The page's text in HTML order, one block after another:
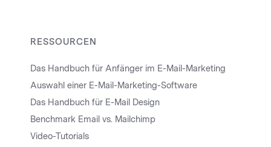
RESSOURCEN
Das Handbuch für Anfänger im E-Mail-Marketing
Auswahl einer E-Mail-Marketing-Software
Das Handbuch für E-Mail Design
Benchmark Email vs. Mailchimp
Video-Tutorials